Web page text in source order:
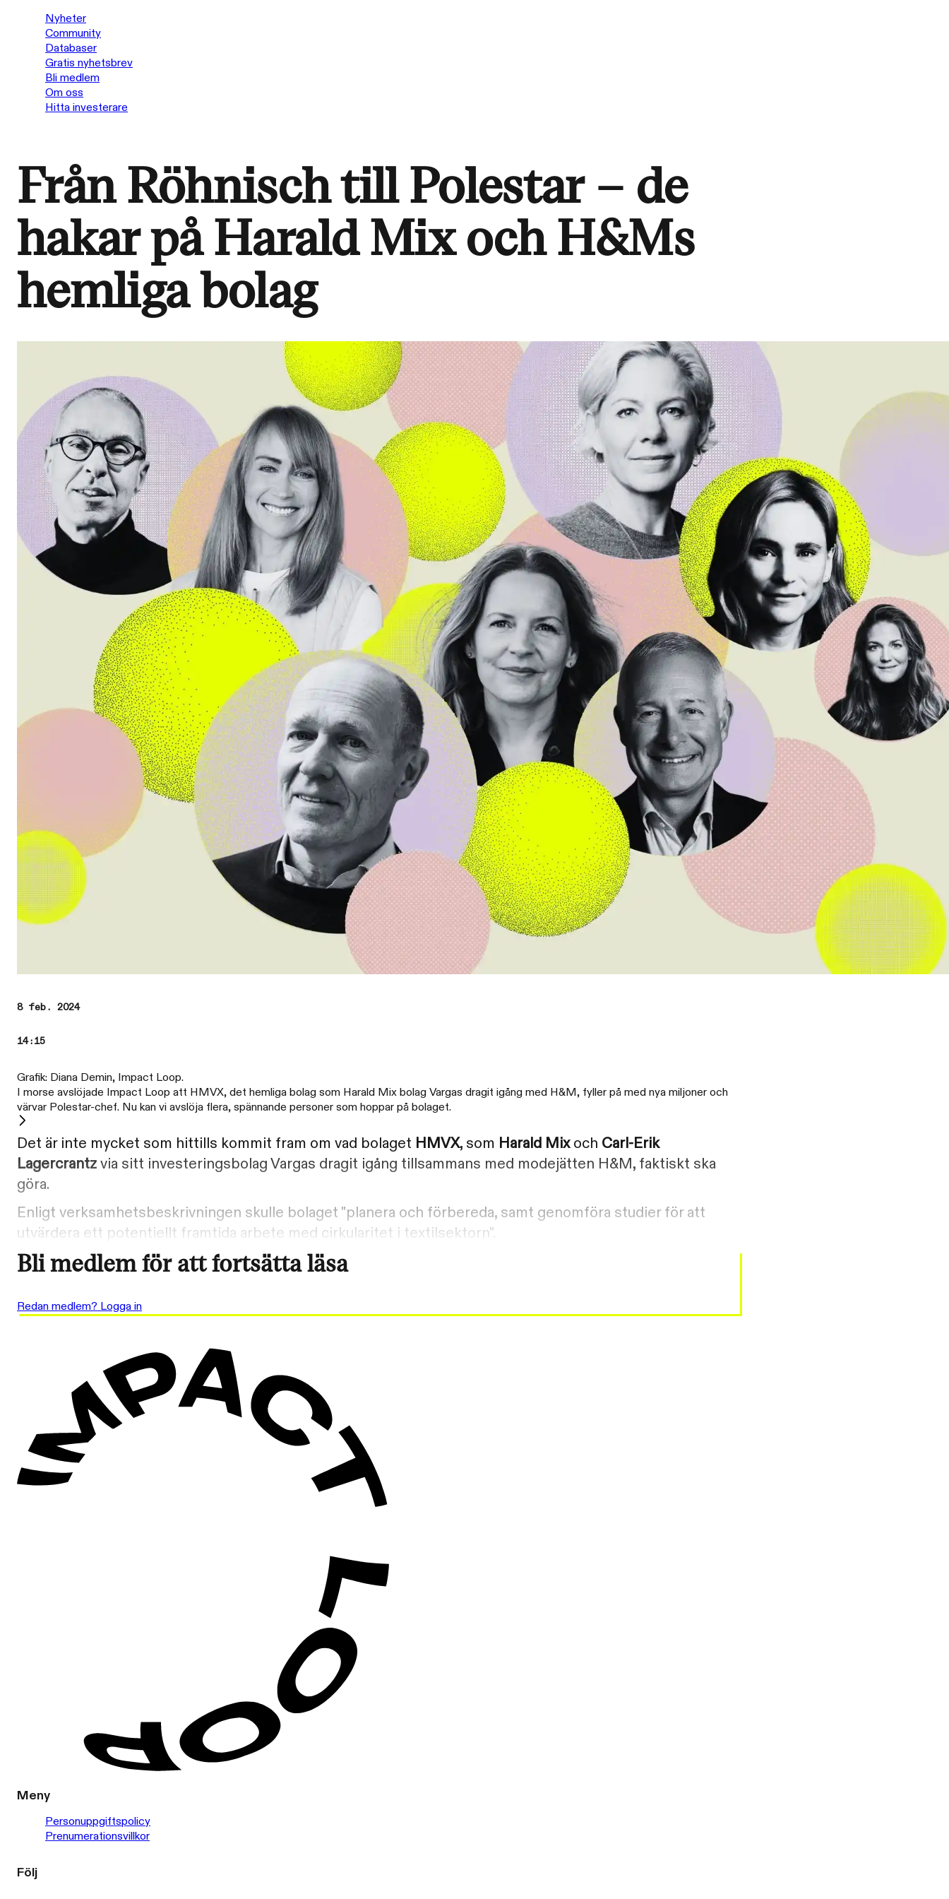
Nyheter
Community
Databaser
Gratis nyhetsbrev
Bli medlem
Om oss
Hitta investerare
Från Röhnisch till Polestar – de
hakar på Harald Mix och H&Ms
hemliga bolag
8 feb. 2024
14:15
Grafik: Diana Demin, Impact Loop.
I morse avslöjade Impact Loop att HMVX, det hemliga bolag som Harald Mix bolag Vargas dragit igång med H&M, fyller på med nya miljoner och
värvar Polestar-chef. Nu kan vi avslöja flera, spännande personer som hoppar på bolaget.
Det är inte mycket som hittills kommit fram om vad bolaget HMVX, som Harald Mixoch Carl-Erik
Lagercrantzvia sitt investeringsbolag Vargas dragit igång tillsammans med modejätten H&M, faktiskt ska
göra.
Enligt verksamhetsbeskrivningen skulle bolaget "planera och förbereda, samt genomföra studier för att
utvärdera ett potentiellt framtida arbete med cirkularitet i textilsektorn".
Bli medlem för att fortsätta läsa
Redan medlem? Logga in
Meny
Personuppgiftspolicy
Prenumerationsvillkor
Följ